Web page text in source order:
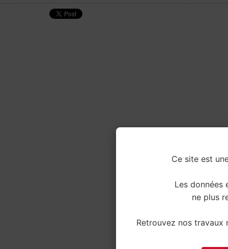
Ce site est
Les données
ne plus
Retrouvez nos